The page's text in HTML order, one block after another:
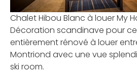
Chalet Hibou Blanc à louer My
Décoration scandinave pour
entièrement rénové à louer
Montriond avec une vue
ski room.